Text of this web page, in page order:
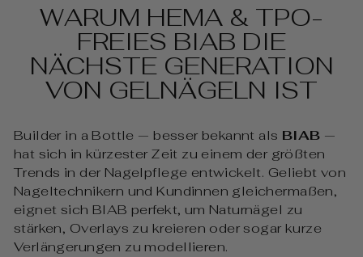
WARUM HEMA & TPO-
FREIES BIAB DIE
NÄCHSTE GENERATION
VON GELNÄGELN IST
Builder in a Bottle — besser bekannt als BIAB —
hat sich in kürzester Zeit zu einem der größten
Trends in der Nagelpflege entwickelt. Geliebt von
Nageltechnikern und Kundinnen gleichermaßen,
eignet sich BIAB perfekt, um Naturnägel zu
stärken, Overlays zu kreieren oder sogar kurze
Verlängerungen zu modellieren.